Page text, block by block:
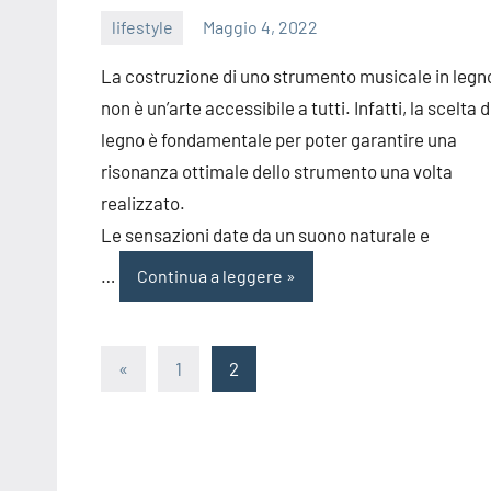
lifestyle Maggio 4, 2022
La costruzione di uno strumento musicale in
non è un’arte accessibile a tutti. Infatti, la scelta
legno è fondamentale per poter garantire una
risonanza ottimale dello strumento una volta
realizzato.
Le sensazioni date da un suono naturale e
…
Continua a leggere
Paginazione
« Articolo
precedente
1 2